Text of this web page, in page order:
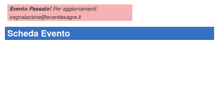
Evento Passato! Per aggiornamenti:
segnalazione@eventiesagre.it
Scheda Evento